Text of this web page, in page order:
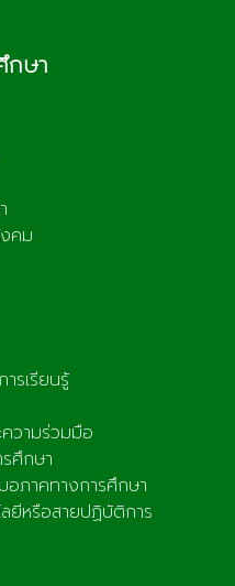
กษา
คม
รเรียนรู้
วามร่วมมือ
รศึกษา
อภาคทางการศึกษา
ยีหรือสายปฏิบัติการ